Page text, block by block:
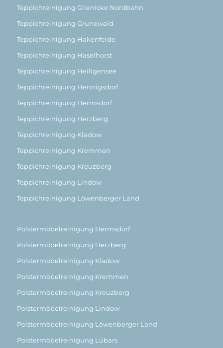
Teppichreinigung Glienicke Nordbahn
Teppichreinigung Grunewald
Teppichreinigung Hakenfelde
Teppichreinigung Haselhorst
Teppichreinigung Heiligensee
Teppichreinigung Hennigsdorf
Teppichreinigung Hermsdorf
Teppichreinigung Herzberg
Teppichreinigung Kladow
Teppichreinigung Kremmen
Teppichreinigung Kreuzberg
Teppichreinigung Lindow
Teppichreinigung Löwenberger Land
Polstermöbelreinigung Hermsdorf
Polstermöbelreinigung Herzberg
Polstermöbelreinigung Kladow
Polstermöbelreinigung Kremmen
Polstermöbelreinigung Kreuzberg
Polstermöbelreinigung Lindow
Polstermöbelreinigung Löwenberger Land
Polstermöbelreinigung Lübars